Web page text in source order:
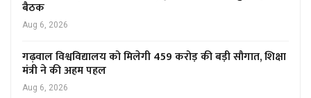
बैठक
Aug 6, 2026
गढ़वाल विश्वविद्यालय को मिलेगी 459 करोड़ की बड़ी सौगात, शिक्षा
मंत्री ने की अहम पहल
Aug 6, 2026